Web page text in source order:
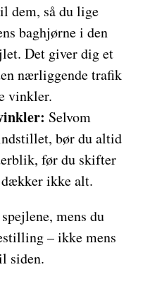
dem, så du lige
baghjørne i den
Det giver dig et
nærliggende trafik
vinkler.
Selvom
bør du altid
før du skifter
dækker ikke alt.
mens du
– ikke mens
siden.